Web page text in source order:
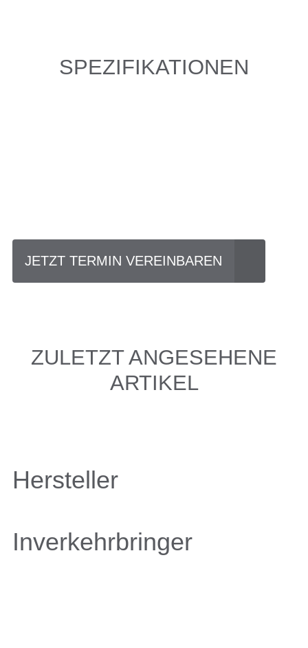
SPEZIFIKATIONEN
JETZT TERMIN VEREINBAREN
ZULETZT ANGESEHENE
ARTIKEL
Hersteller
Inverkehrbringer